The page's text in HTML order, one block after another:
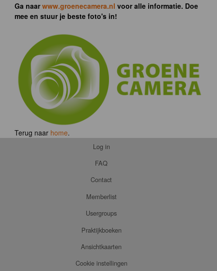
Ga naarwww.groenecamera.nl voor alle informatie. Doe
mee en stuur je beste foto's in!
Terug naar home.
Log in
FAQ
Contact
Memberlist
Usergroups
Praktijkboeken
Ansichtkaarten
Cookie instellingen